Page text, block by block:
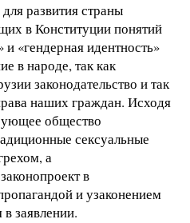
развития страны
в Конституции понятий
и «гендерная идентность»
в народе, так как
законодательство и так
наших граждан. Исходя
общество
сексуальные
а
в
и узаконением
в заявлении.